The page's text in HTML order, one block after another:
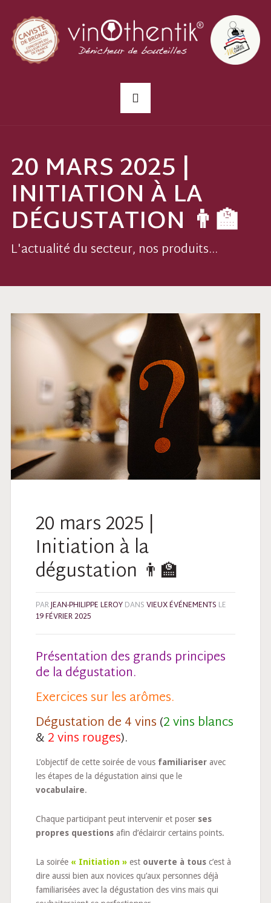
20 MARS 2025 |
INITIATION À LA
DÉGUSTATION 👨‍🏫
L'actualité du secteur, nos produits...
20 mars 2025 |
Initiation à la
dégustation 👨‍🏫
PARJEAN-PHILIPPE LEROYDANSVIEUX ÉVÉNEMENTS LE
19 FÉVRIER 2025
Présentation des grands principes
de la dégustation.
Exercices sur les arômes.
Dégustation de 4 vins(2 vins blancs
&2 vins rouges).
L’objectif de cette soirée de vous familiariser avec
les étapes de la dégustation ainsi que le
vocabulaire.
Chaque participant peut intervenir et poser ses
propres questions afin d’éclaircir certains points.
La soirée « Initiation » est ouverte à tous c’est à
dire aussi bien aux novices qu’aux personnes déjà
familiarisées avec la dégustation des vins mais qui